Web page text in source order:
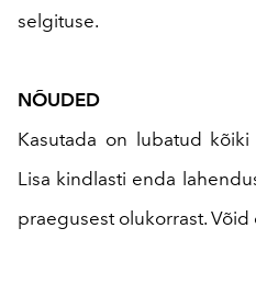
selgituse.
NÕUDED
Kasutada on lubatud
Lisa kindlasti enda
praegusest olukorrast.